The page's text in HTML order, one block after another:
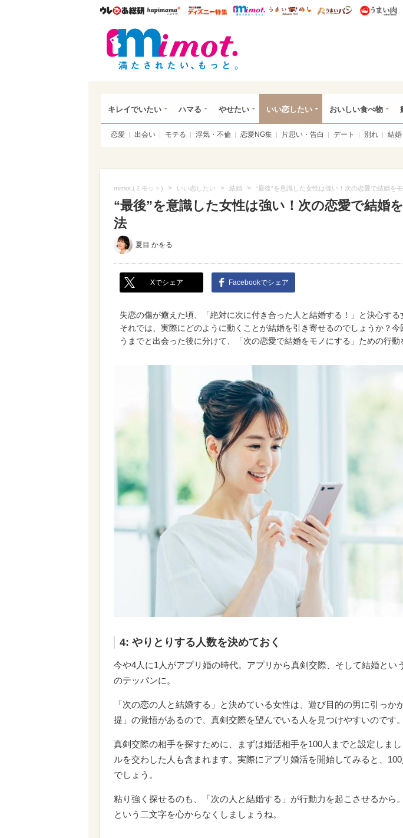
ウレぴあ総研ハピママ* ウレぴあ総研 ディズニー特集
mimot. うまいめし うまいパン
キレイでいたい ハマる やせたい いい恋したい おいしい食べ物
恋愛 出会い モテる 浮気・不倫 恋愛NG集 片思い・告白 デート 別れ 結婚
mimot.(ミモット) > いい恋したい > 結婚 > “最後”を意識した女性は強い！次の恋愛で結婚を
“最後”を意識した女性は強い！次の恋愛で結婚
法
夏目 かをる
Xでシェア Facebookでシェア
失恋の傷が癒えた頃、「絶対に次に付き合った人と結婚する！」と決心する
それでは、実際にどのように動くことが結婚を引き寄せるのでしょうか？
うまでと出会った後に分けて、「次の恋愛で結婚をモノにする」ための行動
4: やりとりする人数を決めておく
今や4人に1人がアプリ婚の時代。アプリから真剣交際、そして結婚とい
のテッパンに。
「次の恋の人と結婚する」と決めている女性は、遊び目的の男に引っか
提」の覚悟があるので、真剣交際を望んでいる人を見つけやすいのです。
真剣交際の相手を探すために、まずは婚活相手を100人までと設定しま
ルを交わした人も含まれます。実際にアプリ婚活を開始してみると、
でしょう。
粘り強く探せるのも、「次の人と結婚する」が行動力を起こさせるから
という二文字を心からなくしましょうね。